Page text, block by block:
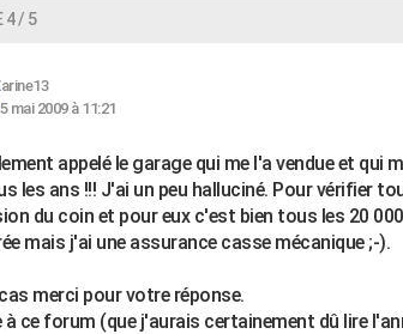
4 / 5
mai 2009 à 11:21
appelé le garage qui me l'a vendue et qui
les ans !!! J'ai un peu halluciné. Pour vérifier
du coin et pour eux c'est bien tous les 20
mais j'ai une assurance casse mécanique ;-).
merci pour votre réponse.
à ce forum (que j'aurais certainement dû lire